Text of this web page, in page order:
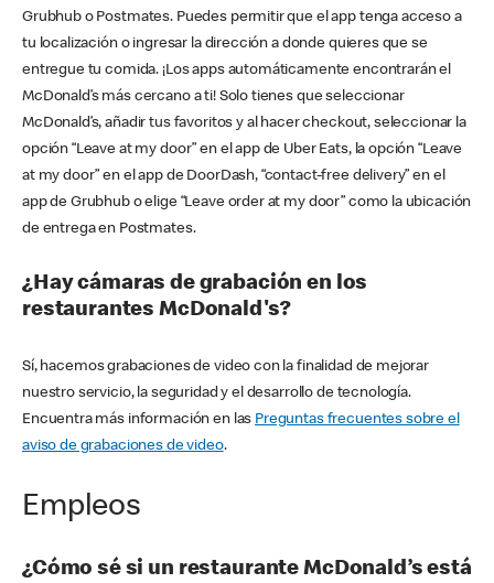
Grubhub o Postmates. Puedes permitir que el app tenga acceso a
tu localización o ingresar la dirección a donde quieres que se
entregue tu comida. ¡Los apps automáticamente encontrarán el
McDonald’s más cercano a ti! Solo tienes que seleccionar
McDonald’s, añadir tus favoritos y al hacer checkout, seleccionar la
opción “Leave at my door” en el app de Uber Eats, la opción “Leave
at my door” en el app de DoorDash, “contact-free delivery” en el
app de Grubhub o elige “Leave order at my door” como la ubicación
de entrega en Postmates.
¿Hay cámaras de grabación en los
restaurantes McDonald's?
Sí, hacemos grabaciones de video con la finalidad de mejorar
nuestro servicio, la seguridad y el desarrollo de tecnología.
Encuentra más información en las Preguntas frecuentes sobre el
aviso de grabaciones de video.
Empleos
¿Cómo sé si un restaurante McDonald’s está